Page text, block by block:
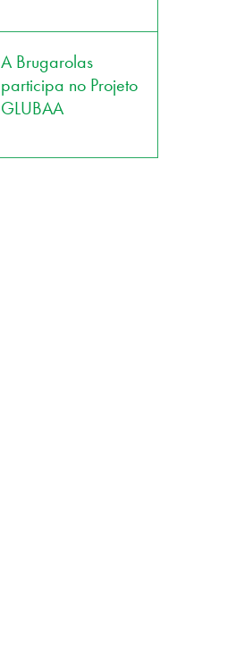
A Brugarolas
participa no Projeto
GLUBAA